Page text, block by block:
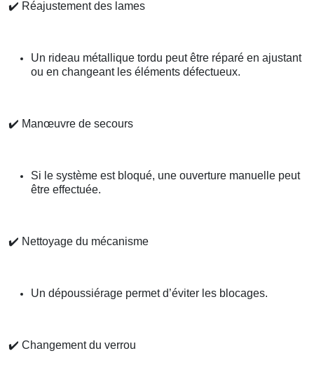
✔️ Réajustement des lames
Un rideau métallique tordu peut être réparé en ajustant
ou en changeant les éléments défectueux.
✔️ Manœuvre de secours
Si le système est bloqué, une ouverture manuelle peut
être effectuée.
✔️ Nettoyage du mécanisme
Un dépoussiérage permet d’éviter les blocages.
✔️ Changement du verrou